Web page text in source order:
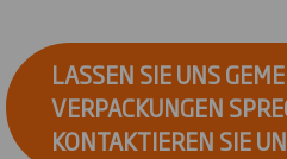
LASSEN SIE UNS
VERPACKUNGEN
KONTAKTIEREN SIE